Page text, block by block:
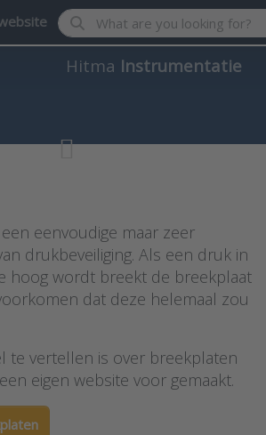
Enter a search term. Results
Hitma Instrumentatie
eenvoudige maar zeer
drukbeveiliging. Als een druk in
hoog wordt breekt de breekplaat
dat deze helemaal zou
te vertellen is over breekplaten
eigen website voor gemaakt.